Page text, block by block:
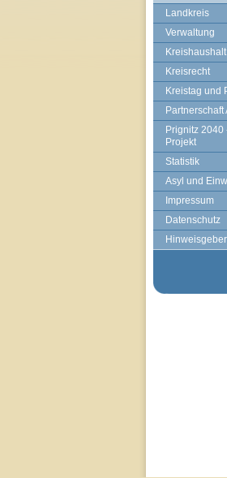
Landkreis
Verwaltung
Kreishaushalt
Kreisrecht
Kreistag und
Prignitz 2040
Projekt
Statistik
Asyl und
Impressum
Datenschutz